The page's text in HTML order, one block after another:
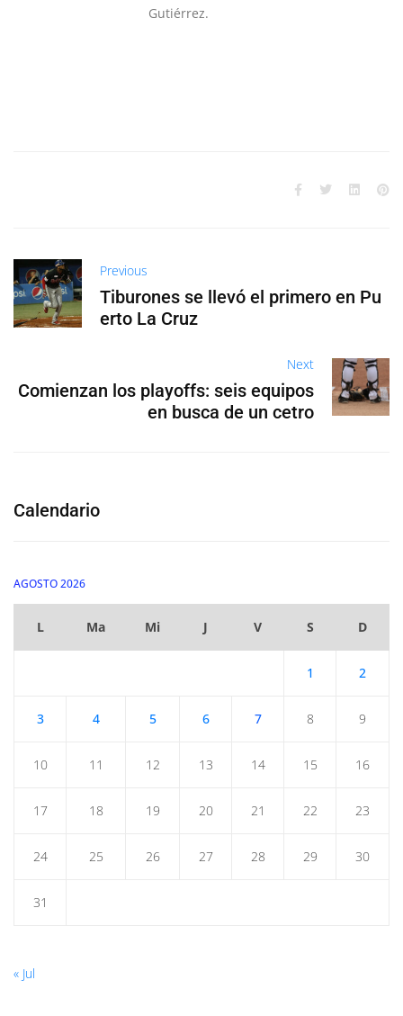
Gutiérrez.
Previous
Tiburones se llevó el primero en Pu
erto La Cruz
Next
Comienzan los playoffs: seis equipos
en busca de un cetro
Calendario
AGOSTO 2026
L Ma Mi J V S D
1 2
3 4 5 6 7 8 9
10 11 12 13 14 15 16
17 18 19 20 21 22 23
24 25 26 27 28 29 30
31
« Jul